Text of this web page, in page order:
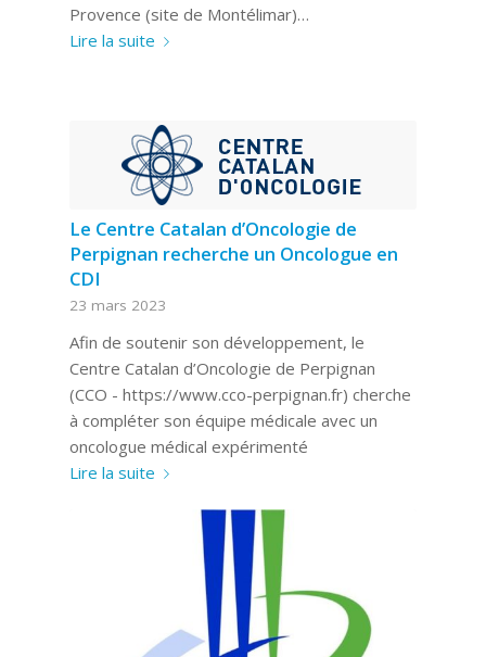
Provence (site de Montélimar)…
Lire la suite
Le Centre Catalan d’Oncologie de
Perpignan recherche un Oncologue en
CDI
23 mars 2023
Afin de soutenir son développement, le
Centre Catalan d’Oncologie de Perpignan
(CCO - https://www.cco-perpignan.fr) cherche
à compléter son équipe médicale avec un
oncologue médical expérimenté
Lire la suite